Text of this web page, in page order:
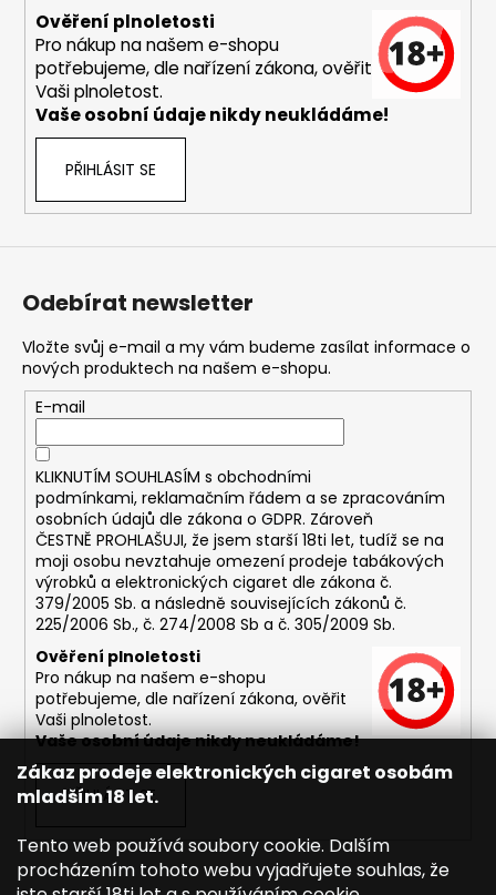
Zákaz prodeje elektronických cigaret osobám
mladším 18 let.
Tento web používá soubory cookie. Dalším
procházením tohoto webu vyjadřujete souhlas, že
?
D
p
r
u
č
u
m
DEKANG
USA
MIX
10ML
11MG
169
Kč
Původně:
Kč
Ověření plnoletosti
Pro nákup na našem e-shopu
potřebujeme, dle nařízení zákona, ověřit
Vaši plnoletost.
Vaše osobní údaje nikdy neukládáme!
PŘIHLÁSIT SE
Odebírat newsletter
Vložte svůj e-mail a my vám budeme zasílat informace o
nových produktech na našem e-shopu.
E-mail
KLIKNUTÍM SOUHLASÍM s obchodními
podmínkami, reklamačním řádem a se zpracováním
osobních údajů dle zákona o GDPR. Zároveň
ČESTNĚ PROHLAŠUJI, že jsem starší 18ti let, tudíž se na
moji osobu nevztahuje omezení prodeje tabákových
výrobků a elektronických cigaret dle zákona č.
379/2005 Sb. a následně souvisejících zákonů č.
225/2006 Sb., č. 274/2008 Sb a č. 305/2009 Sb.
Ověření plnoletosti
Pro nákup na našem e-shopu
potřebujeme, dle nařízení zákona, ověřit
Vaši plnoletost.
Vaše osobní údaje nikdy neukládáme!
PŘIHLÁSIT SE